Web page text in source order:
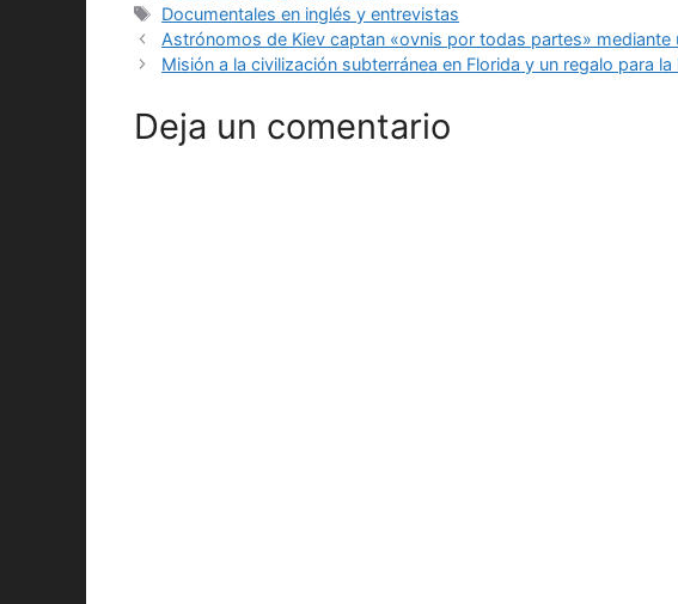
Etiquetas
Documentales en inglés y entrevistas
Astrónomos de Kiev captan «ovnis por todas partes»
Misión a la civilización subterránea en Florida y un regalo para
Deja un comentario